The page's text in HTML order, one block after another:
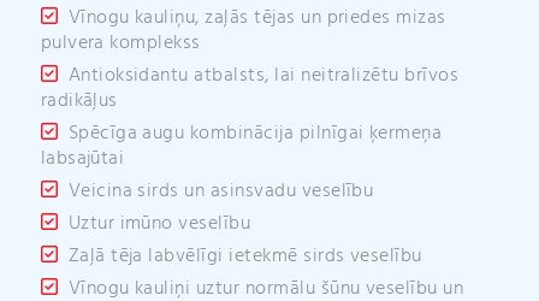
Vīnogu kauliņu, zaļās tējas un priedes mizas
pulvera komplekss
Antioksidantu atbalsts, lai neitralizētu brīvos
radikāļus
Spēcīga augu kombinācija pilnīgai ķermeņa
labsajūtai
Veicina sirds un asinsvadu veselību
Uztur imūno veselību
Zaļā tēja labvēlīgi ietekmē sirds veselību
Vīnogu kauliņi uztur normālu šūnu veselību un